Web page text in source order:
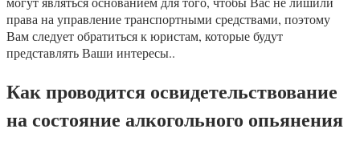
права на управление транспортными средствами, поэтому
Вам следует обратиться к юристам, которые будут
представлять Ваши интересы..
Как проводится освидетельствование
на состояние алкогольного опьянения